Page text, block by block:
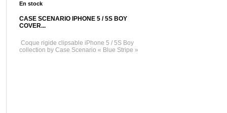
En stock
CASE SCENARIO IPHONE 5 / 5S BOY
COVER...
Coque rigide clipsable iPhone 5 / 5S Boy
collection by Case Scenario « Blue Stripe »